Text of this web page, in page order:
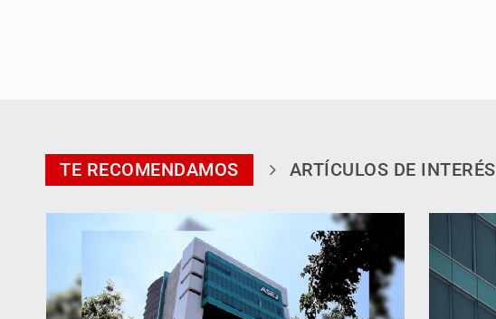
TE RECOMENDAMOS ARTÍCULOS DE INTERÉS